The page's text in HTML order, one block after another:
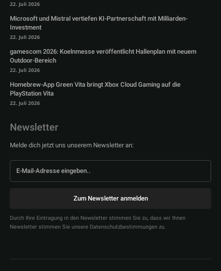
22. Juli 2026
Microsoft und Mistral vertiefen KI-Partnerschaft mit Milliarden-
Investment
22. Juli 2026
gamescom 2026: Koelnmesse veröffentlicht Hallenplan mit neuem
Outdoor-Bereich
22. Juli 2026
Homebrew-App Green Vita bringt Xbox Cloud Gaming auf die
PlayStation Vita
22. Juli 2026
Newsletter
Melde dich jetzt uns unserem Newsletter an:
Zum Newsletter anmelden
Durch Ihre Eintragung in den Newsletter stimmen Sie zu, dass wir Ihnen
Newsletter stimmen Sie unsere Datenschutzbestimmungen zu.